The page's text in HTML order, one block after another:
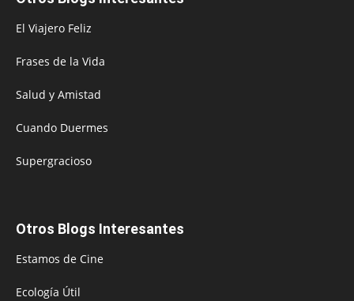
El Viajero Feliz
Frases de la Vida
Salud y Amistad
Cuando Duermes
Supergracioso
Otros Blogs Interesantes
Estamos de Cine
Ecología Útil